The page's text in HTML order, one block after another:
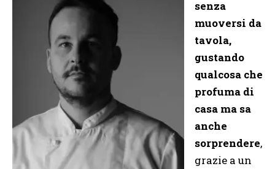
senza
muoversi da
tavola,
gustando
qualcosa che
profuma di
casa ma sa
anche
sorprendere,
grazie a un